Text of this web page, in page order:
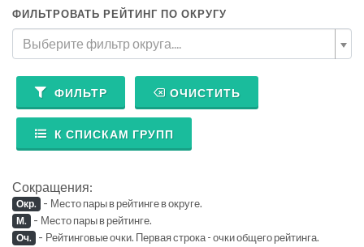
ФИЛЬТРОВАТЬ РЕЙТИНГ ПО ОКРУГУ
Выберите фильтр округа....
ФИЛЬТР ОЧИСТИТЬ
К СПИСКАМ ГРУПП
Сокращения:
Окр. - Место пары в рейтинге в округе.
М. - Место пары в рейтинге.
Оч. - Рейтинговые очки. Первая строка - очки общего рейтинга.